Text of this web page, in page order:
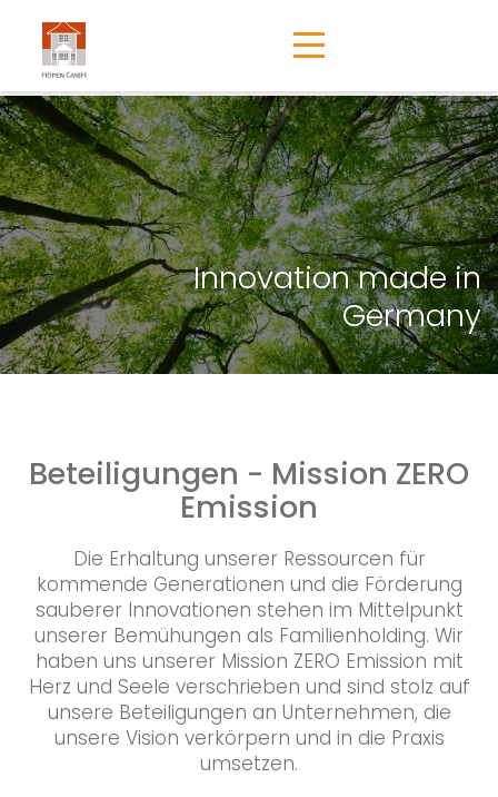
Innovation made in
Germany
Beteiligungen - Mission ZERO
Emission
Die Erhaltung unserer Ressourcen für
kommende Generationen und die Förderung
sauberer Innovationen stehen im Mittelpunkt
unserer Bemühungen als Familienholding. Wir
haben uns unserer Mission ZERO Emission mit
Herz und Seele verschrieben und sind stolz auf
unsere Beteiligungen an Unternehmen, die
unsere Vision verkörpern und in die Praxis
umsetzen.